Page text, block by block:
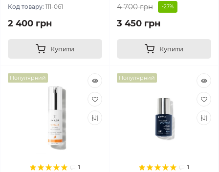
Код товару: 111-061
2 400 грн
Купити
4 700 грн -27%
3 450 грн
Купити
Популярний
1
Популярний
1